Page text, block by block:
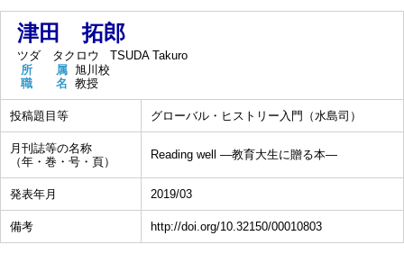
津田 拓郎
ツダ タクロウ
TSUDA Takuro
所 属 旭川校
職 名 教授
投稿題目等 グローバル・ヒストリー入門（水島司）
月刊誌等の名称
（年・巻・号・頁）
Reading well ―教育大生に贈る本―
発表年月 2019/03
備考 http://doi.org/10.32150/00010803